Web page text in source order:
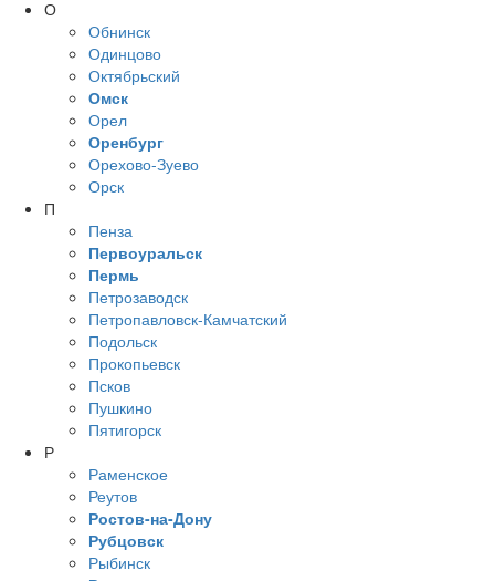
О
Обнинск
Одинцово
Октябрьский
Омск
Орел
Оренбург
Орехово-Зуево
Орск
П
Пенза
Первоуральск
Пермь
Петрозаводск
Петропавловск-Камчатский
Подольск
Прокопьевск
Псков
Пушкино
Пятигорск
Р
Раменское
Реутов
Ростов-на-Дону
Рубцовск
Рыбинск